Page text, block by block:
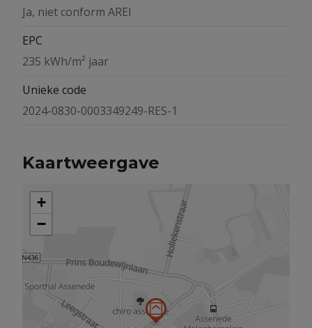
Ja, niet conform AREI
EPC
235 kWh/m² jaar
Unieke code
2024-0830-0003349249-RES-1
Kaartweergave